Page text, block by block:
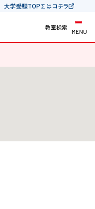
大学受験TOP∑はコチラ
教室検索
MENU